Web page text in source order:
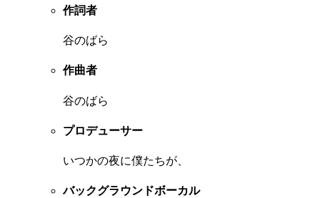
作詞者
谷のばら
作曲者
谷のばら
プロデューサー
いつかの夜に僕たちが、
バックグラウンドボーカル